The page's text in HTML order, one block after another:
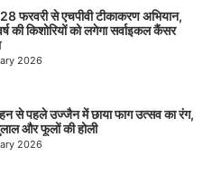
फरवरी से एचपीवी टीकाकरण अभियान,
की किशोरियों को लगेगा सर्वाइकल कैंसर
2026
से पहले उज्जैन में छाया फाग उत्सव का रंग,
और फूलों की होली
2026